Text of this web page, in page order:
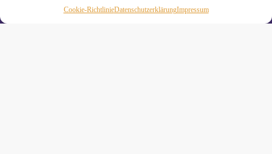
Cookie-RichtlinieDaten­schutz­erklä­rungImpressum